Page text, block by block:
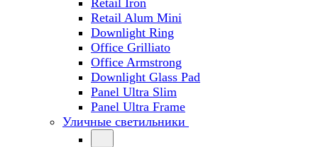
Retail Iron
Retail Alum Mini
Downlight Ring
Office Grilliato
Office Armstrong
Downlight Glass Pad
Panel Ultra Slim
Panel Ultra Frame
Уличные светильники